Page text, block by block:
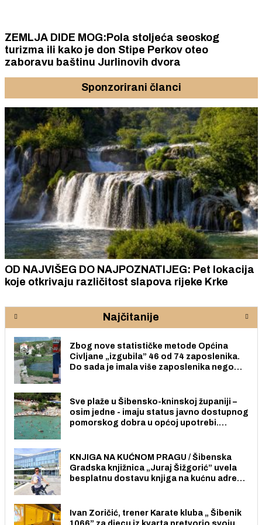
ZEMLJA DIDE MOG:Pola stoljeća seoskog
turizma ili kako je don Stipe Perkov oteo
zaboravu baštinu Jurlinovih dvora
Sponzorirani članci
OD NAJVIŠEG DO NAJPOZNATIJEG: Pet lokacija
koje otkrivaju različitost slapova rijeke Krke
Najčitanije
Zbog nove statističke metode Općina
Civljane „izgubila” 46 od 74 zaposlenika.
Do sada je imala više zaposlenika nego
Sve plaže u Šibensko-kninskoj županiji –
osim jedne - imaju status javno dostupnog
pomorskog dobra u općoj upotrebi.
KNJIGA NA KUĆNOM PRAGU / Šibenska
Gradska knjižnica „Juraj Šižgorić” uvela
besplatnu dostavu knjiga na kućnu adresu
Ivan Zoričić, trener Karate kluba „ Šibenik